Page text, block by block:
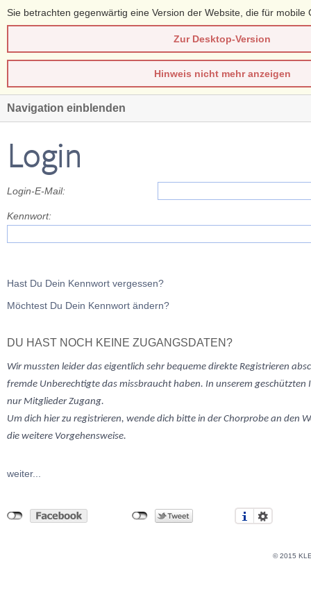
Sie betrachten gegenwärtig eine Version der Website, die für mobile
Zur Desktop-Version
Hinweis nicht mehr anzeigen
Navigation einblenden
Login
Login-E-Mail:
Kennwort:
Hast Du Dein Kennwort vergessen?
Möchtest Du Dein Kennwort ändern?
DU HAST NOCH KEINE ZUGANGSDATEN?
Wir mussten leiderdas eigentlich sehr bequeme direkte Registrieren
fremde Unberechtigte das missbraucht haben. In unserem
nur Mitglieder Zugang.
Um dich hier zu registrieren, wende dich bitte in der Chorprobe an den
die weitere Vorgehensweise.
weiter...
© 2015